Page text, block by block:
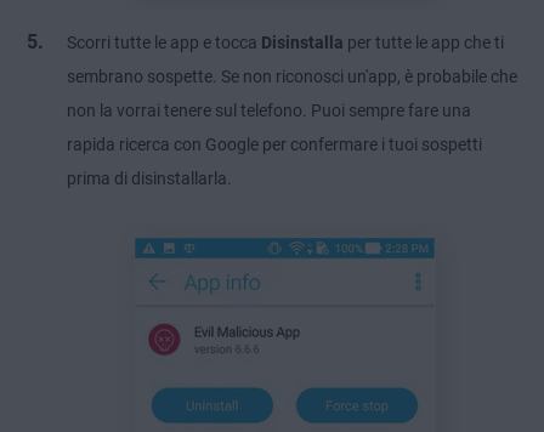
Scorri tutte le app e tocca Disinstalla per tutte le app che ti
sembrano sospette. Se non riconosci un'app, è probabile che
non la vorrai tenere sul telefono. Puoi sempre fare una
rapida ricerca con Google per confermare i tuoi sospetti
prima di disinstallarla.